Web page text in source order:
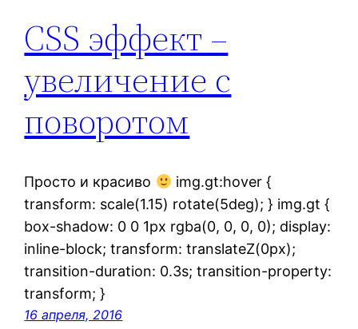
CSS эффект –
увеличение с
поворотом
Просто и красиво
img.gt:hover {
transform: scale(1.15) rotate(5deg); } img.gt {
box-shadow: 0 0 1px rgba(0, 0, 0, 0); display:
inline-block; transform: translateZ(0px);
transition-duration: 0.3s; transition-property:
transform; }
16 апреля, 2016